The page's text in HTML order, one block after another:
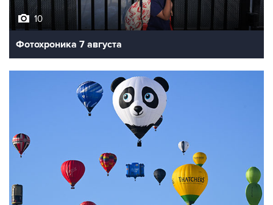
Фотохроника 7 августа